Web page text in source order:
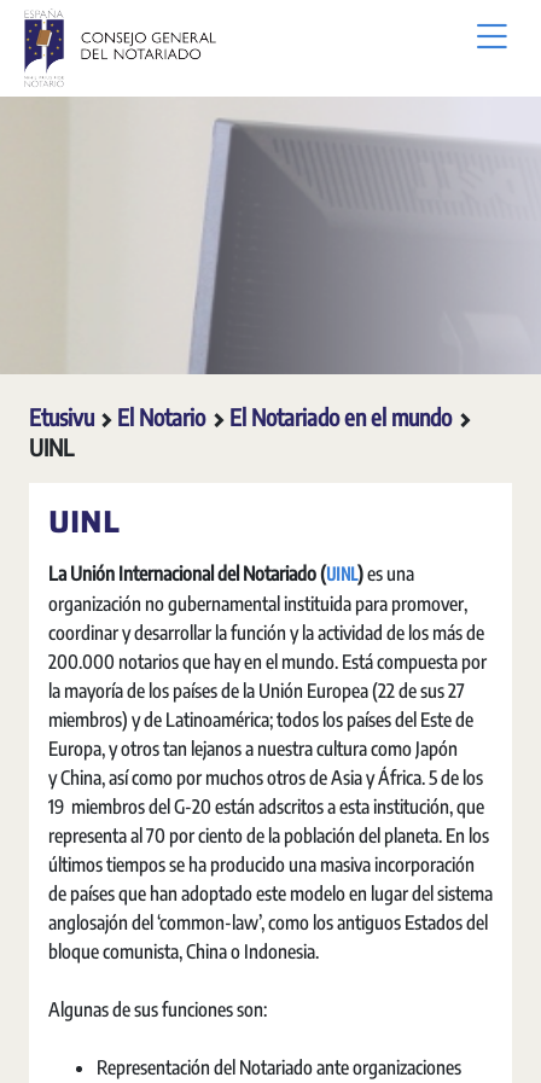
Siirry pääsisältöön
Etusivu El Notario
El Notariado en el mundo
UINL
UINL
La Unión Internacional del Notariado (UINL)es una
organización no gubernamental instituida para promover,
coordinar y desarrollar la función y la actividad de los más de
200.000 notarios que hay en el mundo. Está compuesta por
la mayoría de los países de la Unión Europea (22 de sus 27
miembros) y de Latinoamérica; todos los países del Este de
Europa, y otros tan lejanos a nuestra cultura como Japón
y China, así como por muchos otros de Asia y África. 5 de los
19 miembros del G-20 están adscritos a esta institución, que
representa al 70 por ciento de la población del planeta. En los
últimos tiempos se ha producido una masiva incorporación
de países que han adoptado este modelo en lugar del sistema
anglosajón del ‘common-law’, como los antiguos Estados del
bloque comunista, China o Indonesia.
Algunas de sus funciones son:
Representación del Notariado ante organizaciones